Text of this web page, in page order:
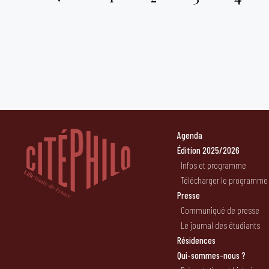
Agenda
Édition 2025/2026
Infos et programme
Télécharger le programme
Presse
Communiqué de presse
Le journal des étudiants
Résidences
Qui-sommes-nous ?